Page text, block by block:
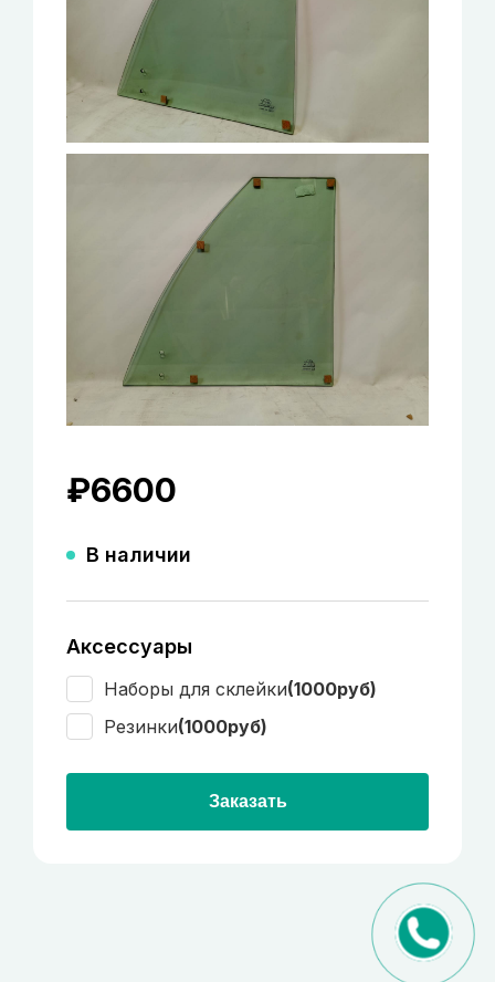
₽6600
В наличии
Аксессуары
Наборы для склейки(1000руб)
Резинки(1000руб)
Заказать